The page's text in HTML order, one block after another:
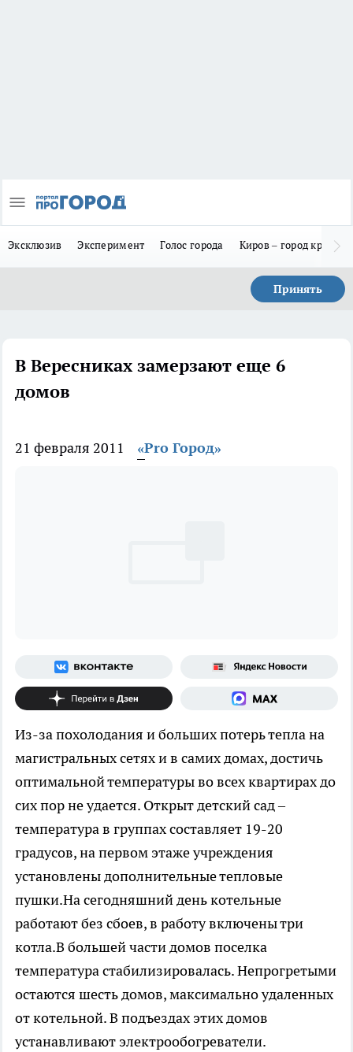
Эксклюзив Эксперимент Голос города Киров – город
Принять
В Вересниках замерзают еще 6
домов
21 февраля 2011 «Pro Город»
Из-за похолодания и больших потерь тепла на
магистральных сетях и в самих домах, достичь
оптимальной температуры во всех квартирах до
сих пор не удается. Открыт детский сад –
температура в группах составляет 19-20
градусов, на первом этаже учреждения
установлены дополнительные тепловые
пушки.На сегодняшний день котельные
работают без сбоев, в работу включены три
котла.В большей части домов поселка
температура стабилизировалась. Непрогретыми
остаются шесть домов, максимально удаленных
от котельной. В подъездах этих домов
устанавливают электрообогреватели.